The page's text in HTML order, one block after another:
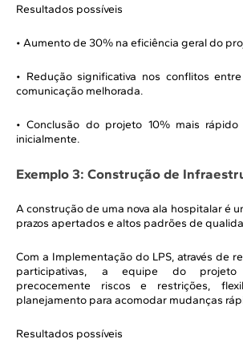
Resultados possíveis
• Aumento de 30% na eficiência geral do
• Redução significativa nos conflitos
comunicação melhorada.
• Conclusão do projeto 10% mais
inicialmente.
Exemplo 3: Construção de
A construção de uma nova ala hospitalar é
prazos apertados e altos padrões de
Com a Implementação do LPS, através de
participativas, a equipe do
precocemente riscos e restrições,
planejamento para acomodar mudanças
Resultados possíveis